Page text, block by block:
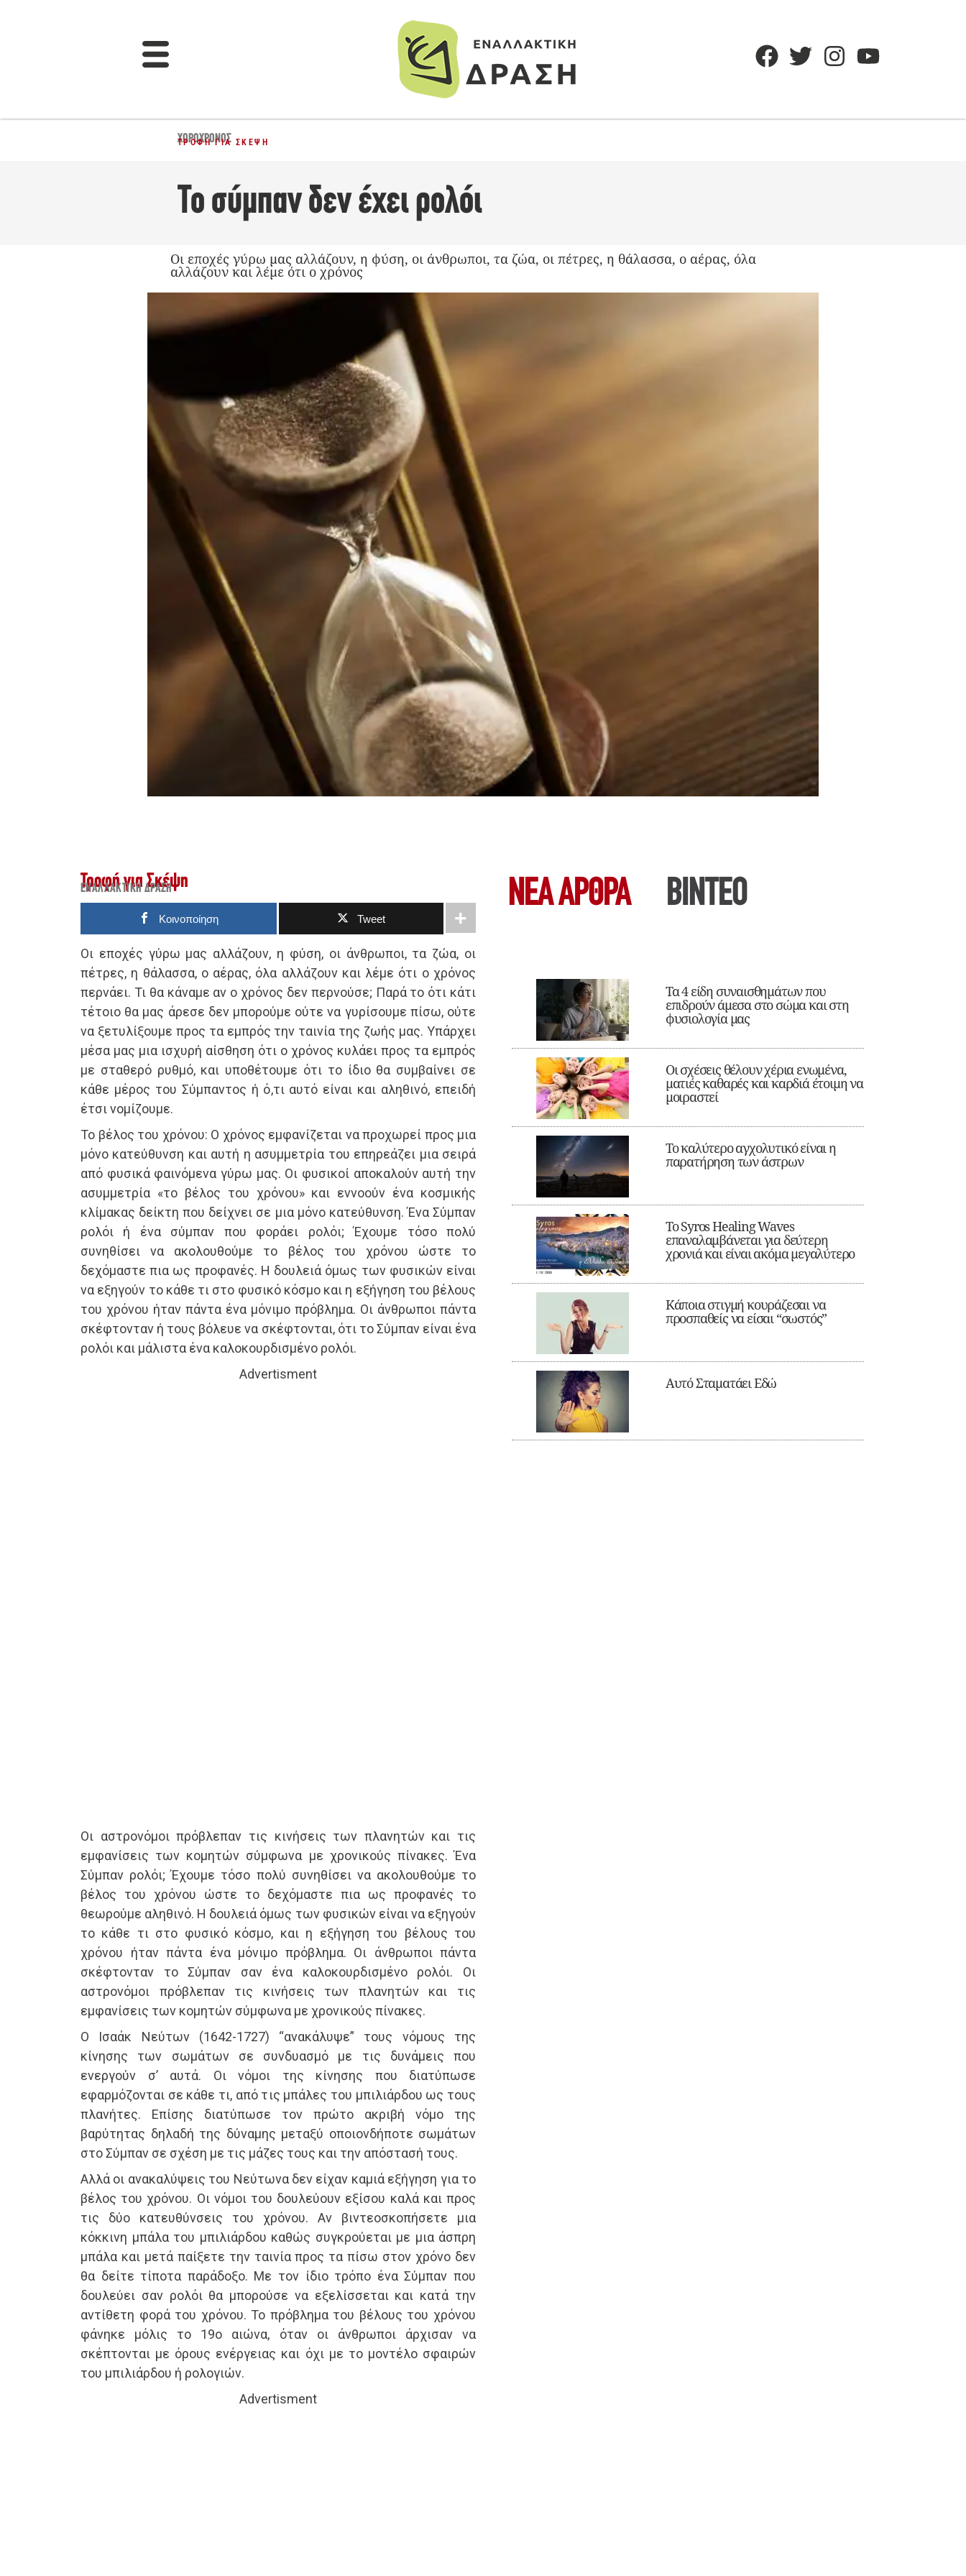
ΧΩΡΟΧΡΌΝΟΣ
ΤΡΟΦΉ ΓΙΑ ΣΚΈΨΗ
Το σύμπαν δεν έχει ρολόι
Οι εποχές γύρω μας αλλάζουν, η φύση, οι άνθρωποι, τα ζώα, οι πέτρες, η θάλασσα, ο αέρας, όλα
αλλάζουν και λέμε ότι ο χρόνος
Τροφή για Σκέψη
ΕΝΑΛΛΑΚΤΙΚΉ ΔΡΆΣΗ
Κοινοποίηση Tweet
Οι εποχές γύρω μας αλλάζουν, η φύση, οι άνθρωποι, τα ζώα, οι
πέτρες, η θάλασσα, ο αέρας, όλα αλλάζουν και λέμε ότι ο χρόνος
περνάει. Τι θα κάναμε αν ο χρόνος δεν περνούσε; Παρά το ότι κάτι
τέτοιο θα μας άρεσε δεν μπορούμε ούτε να γυρίσουμε πίσω, ούτε
να ξετυλίξουμε προς τα εμπρός την ταινία της ζωής μας. Υπάρχει
μέσα μας μια ισχυρή αίσθηση ότι ο χρόνος κυλάει προς τα εμπρός
με σταθερό ρυθμό, και υποθέτουμε ότι το ίδιο θα συμβαίνει σε
κάθε μέρος του Σύμπαντος ή ό,τι αυτό είναι και αληθινό, επειδή
έτσι νομίζουμε.
Το βέλος του χρόνου: Ο χρόνος εμφανίζεται να προχωρεί προς μια
μόνο κατεύθυνση και αυτή η ασυμμετρία του επηρεάζει μια σειρά
από φυσικά φαινόμενα γύρω μας. Οι φυσικοί αποκαλούν αυτή την
ασυμμετρία «το βέλος του χρόνου» και εννοούν ένα κοσμικής
κλίμακας δείκτη που δείχνει σε μια μόνο κατεύθυνση. Ένα Σύμπαν
ρολόι ή ένα σύμπαν που φοράει ρολόι; Έχουμε τόσο πολύ
συνηθίσει να ακολουθούμε το βέλος του χρόνου ώστε το
δεχόμαστε πια ως προφανές. Η δουλειά όμως των φυσικών είναι
να εξηγούν το κάθε τι στο φυσικό κόσμο και η εξήγηση του βέλους
του χρόνου ήταν πάντα ένα μόνιμο πρόβλημα. Οι άνθρωποι πάντα
σκέφτονταν ή τους βόλευε να σκέφτονται, ότι το Σύμπαν είναι ένα
ρολόι και μάλιστα ένα καλοκουρδισμένο ρολόι.
Advertisment
Οι αστρονόμοι πρόβλεπαν τις κινήσεις των πλανητών και τις
εμφανίσεις των κομητών σύμφωνα με χρονικούς πίνακες. Ένα
Σύμπαν ρολόι; Έχουμε τόσο πολύ συνηθίσει να ακολουθούμε το
βέλος του χρόνου ώστε το δεχόμαστε πια ως προφανές το
θεωρούμε αληθινό. Η δουλειά όμως των φυσικών είναι να εξηγούν
το κάθε τι στο φυσικό κόσμο, και η εξήγηση του βέλους του
χρόνου ήταν πάντα ένα μόνιμο πρόβλημα. Οι άνθρωποι πάντα
σκέφτονταν το Σύμπαν σαν ένα καλοκουρδισμένο ρολόι. Οι
αστρονόμοι πρόβλεπαν τις κινήσεις των πλανητών και τις
εμφανίσεις των κομητών σύμφωνα με χρονικούς πίνακες.
Ο Ισαάκ Νεύτων (1642-1727) “ανακάλυψε” τους νόμους της
κίνησης των σωμάτων σε συνδυασμό με τις δυνάμεις που
ενεργούν σ’ αυτά. Οι νόμοι της κίνησης που διατύπωσε
εφαρμόζονται σε κάθε τι, από τις μπάλες του μπιλιάρδου ως τους
πλανήτες. Επίσης διατύπωσε τον πρώτο ακριβή νόμο της
βαρύτητας δηλαδή της δύναμης μεταξύ οποιονδήποτε σωμάτων
στο Σύμπαν σε σχέση με τις μάζες τους και την απόστασή τους.
Αλλά οι ανακαλύψεις του Νεύτωνα δεν είχαν καμιά εξήγηση για το
βέλος του χρόνου. Οι νόμοι του δουλεύουν εξίσου καλά και προς
τις δύο κατευθύνσεις του χρόνου. Αν βιντεοσκοπήσετε μια
κόκκινη μπάλα του μπιλιάρδου καθώς συγκρούεται με μια άσπρη
μπάλα και μετά παίξετε την ταινία προς τα πίσω στον χρόνο δεν
θα δείτε τίποτα παράδοξο. Με τον ίδιο τρόπο ένα Σύμπαν που
δουλεύει σαν ρολόι θα μπορούσε να εξελίσσεται και κατά την
αντίθετη φορά του χρόνου. Το πρόβλημα του βέλους του χρόνου
φάνηκε μόλις το 19ο αιώνα, όταν οι άνθρωποι άρχισαν να
σκέπτονται με όρους ενέργειας και όχι με το μοντέλο σφαιρών
του μπιλιάρδου ή ρολογιών.
Advertisment
ΝΕΑ ΆΡΘΡΑ ΒΙΝΤΕΟ
Τα 4 είδη συναισθημάτων που
επιδρούν άμεσα στο σώμα και στη
φυσιολογία μας
Οι σχέσεις θέλουν χέρια ενωμένα,
ματιές καθαρές και καρδιά έτοιμη να
μοιραστεί
Το καλύτερο αγχολυτικό είναι η
παρατήρηση των άστρων
Το Syros Healing Waves
επαναλαμβάνεται για δεύτερη
χρονιά και είναι ακόμα μεγαλύτερο
Κάποια στιγμή κουράζεσαι να
προσπαθείς να είσαι “σωστός”
Αυτό Σταματάει Εδώ